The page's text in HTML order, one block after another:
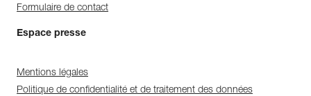
Formulaire de contact
Espace presse
Mentions légales
Politique de confidentialité et de traitement des données